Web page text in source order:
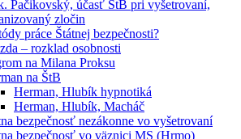
Pačikovský, účasť ŠtB pri vyšetrovaní,
zločin
práce Štátnej bezpečnosti?
– rozklad osobnosti
na Milana Proksu
na ŠtB
Herman, Hlubík hypnotiká
Herman, Hlubík, Macháč
bezpečnosť nezákonne vo vyšetrovaní
bezpečnosť vo väznici MS (Hrmo)